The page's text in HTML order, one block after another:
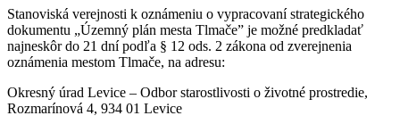
Stanoviská verejnosti k oznámeniu o vypracovaní strategického
dokumentu „Územný plán mesta Tlmače” je možné predkladať
najneskôr do 21 dní podľa § 12 ods. 2 zákona od zverejnenia
oznámenia mestom Tlmače, na adresu:
Okresný úrad Levice – Odbor starostlivosti o životné prostredie,
Rozmarínová 4, 934 01 Levice